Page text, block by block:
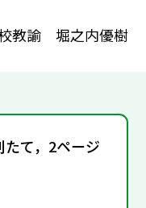
教諭 堀之内優樹
たて，2ページ